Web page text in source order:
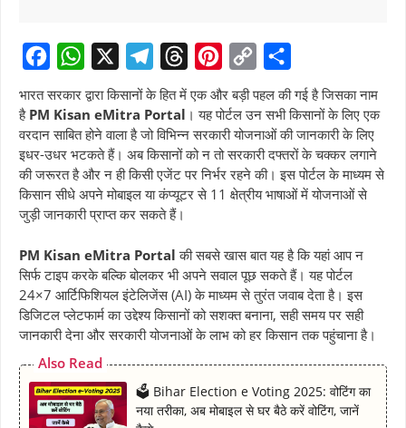
a
c
e
b
o
o
k
h
a
t
s
A
p
e
l
e
g
r
m
T
h
r
e
a
d
i
n
t
e
e
s
t
o
p
y
L
n
k
h
a
r
e
भारत सरकार द्वारा किसानों के हित में एक और बड़ी पहल की गई है जिसका नाम
है PM Kisan eMitra Portal । यह पोर्टल उन सभी किसानों के लिए एक
वरदान साबित होने वाला है जो विभिन्न सरकारी योजनाओं की जानकारी के लिए
इधर-उधर भटकते हैं। अब किसानों को न तो सरकारी दफ्तरों के चक्कर लगाने
की जरूरत है और न ही किसी एजेंट पर निर्भर रहने की। इस पोर्टल के माध्यम से
किसान सीधे अपने मोबाइल या कंप्यूटर से 11 क्षेत्रीय भाषाओं में योजनाओं से
जुड़ी जानकारी प्राप्त कर सकते हैं।
PM Kisan eMitra Portal की सबसे खास बात यह है कि यहां आप न
सिर्फ टाइप करके बल्कि बोलकर भी अपने सवाल पूछ सकते हैं। यह पोर्टल
24×7 आर्टिफिशियल इंटेलिजेंस (AI) के माध्यम से तुरंत जवाब देता है। इस
डिजिटल प्लेटफार्म का उद्देश्य किसानों को सशक्त बनाना, सही समय पर सही
जानकारी देना और सरकारी योजनाओं के लाभ को हर किसान तक पहुंचाना है।
Also Read
🗳 Bihar Election e Voting 2025: वोटिंग का
नया तरीका, अब मोबाइल से घर बैठे करें वोटिंग, जानें